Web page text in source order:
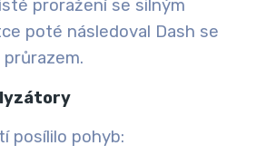
proražení se silným
poté následoval Dash se
posílilo pohyb: